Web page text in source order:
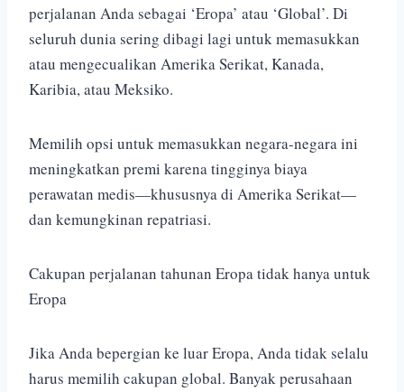
perjalanan Anda sebagai ‘Eropa’ atau ‘Global’. Di
seluruh dunia sering dibagi lagi untuk memasukkan
atau mengecualikan Amerika Serikat, Kanada,
Karibia, atau Meksiko.
Memilih opsi untuk memasukkan negara-negara ini
meningkatkan premi karena tingginya biaya
perawatan medis—khususnya di Amerika Serikat—
dan kemungkinan repatriasi.
Cakupan perjalanan tahunan Eropa tidak hanya untuk
Eropa
Jika Anda bepergian ke luar Eropa, Anda tidak selalu
harus memilih cakupan global. Banyak perusahaan